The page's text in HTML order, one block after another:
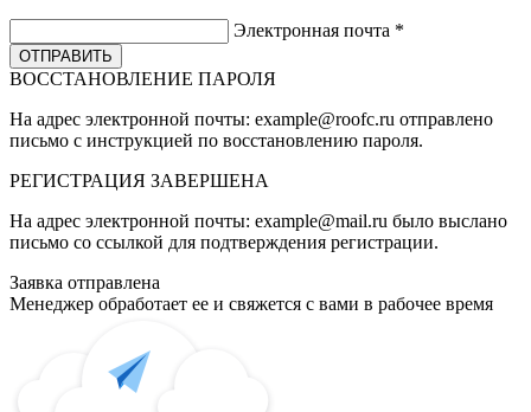
Электронная почта *
ВОССТАНОВЛЕНИЕ ПАРОЛЯ
На адрес электронной почты: example@roofc.ru отправлено
письмо с инструкцией по восстановлению пароля.
РЕГИСТРАЦИЯ ЗАВЕРШЕНА
На адрес электронной почты: example@mail.ru было выслано
письмо со ссылкой для подтверждения регистрации.
Заявка отправлена
Менеджер обработает ее и свяжется с вами в рабочее время